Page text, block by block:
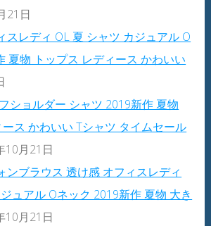
21日
スレディ OL 夏 シャツ カジュアル O
夏物 トップス レディース かわいい
ショルダー シャツ 2019新作 夏物
ース かわいい Tシャツ タイムセール
10月21日
ンブラウス 透け感 オフィスレディ
ュアル Oネック 2019新作 夏物 大き
10月21日